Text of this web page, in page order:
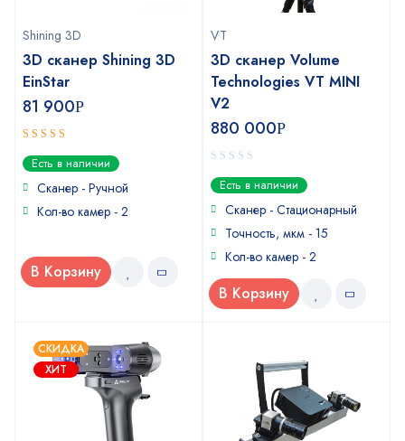
Shining 3D
3D сканер Shining 3D
EinStar
81 900Р
5out of 5
Есть в наличии
Сканер - Ручной
Кол-во камер - 2
В Корзину
VT
3D сканер Volume
Technologies VT MINI
V2
880 000Р
0
out
of
Есть в наличии
Сканер - Стационарный
Точность, мкм - 15
Кол-во камер - 2
В Корзину
СКИДКА
ХИТ